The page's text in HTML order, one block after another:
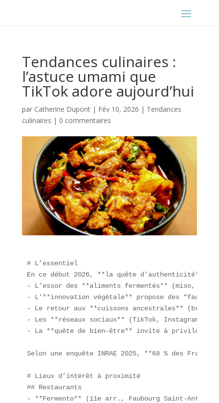
Tendances culinaires :
l’astuce umami que
TikTok adore aujourd’hui
par Catherine Dupont| Fév 10, 2026 | Tendances
culinaires | 0 commentaires
# L’essentiel
En ce début 2026, **la quête
- L’essor des **aliments fermentés** (miso,
- L’**innovation végétale** propose des
- Le retour aux **cuissons ancestrales**
- Les **réseaux sociaux** (TikTok, Instagram)
- La **quête de bien-être** invite à privilégier
Selon une enquête INRAE 2025, **68 % des
# Lieux d’intérêt à proximité
## Restaurants
- **Fermento** (11e arr., Faubourg Saint-